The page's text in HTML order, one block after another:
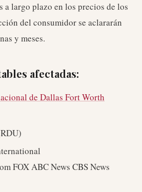
a largo plazo en los precios de los
del consumidor se aclararán
y meses.
afectadas:
de Dallas Fort Worth
FOX ABC News CBS News